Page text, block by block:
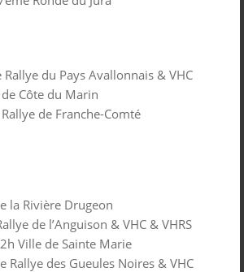
Rallye du Pays Avallonnais & VHC
Côte du Marin
de Franche-Comté
la Rivière Drugeon
de l’Anguison & VHC & VHRS
Ville de Sainte Marie
Rallye des Gueules Noires & VHC